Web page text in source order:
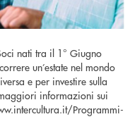
nati tra il 1° Giugno
un’estate nel mondo
e per investire sulla
informazioni sui
Programmi-